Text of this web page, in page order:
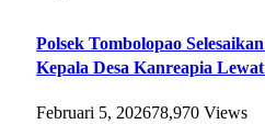
Polsek Tombolopao
Kepala Desa Kanreapia
Februari 5, 202678,970 Views